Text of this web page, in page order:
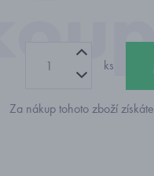
ks
Za nákup tohoto zboží získáte